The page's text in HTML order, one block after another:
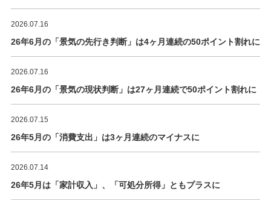
2026.07.16
26年6月の「景気の先行き判断」は4ヶ月連続の50ポイント割れに
2026.07.16
26年6月の「景気の現状判断」は27ヶ月連続で50ポイント割れに
2026.07.15
26年5月の「消費支出」は3ヶ月連続のマイナスに
2026.07.14
26年5月は「家計収入」、「可処分所得」ともプラスに